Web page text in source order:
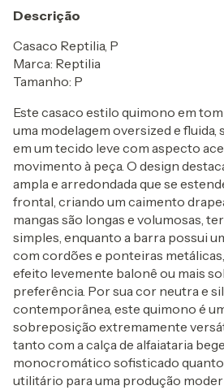
Descrição
Casaco Reptilia, P
Marca: Reptilia
Tamanho: P
Este casaco estilo quimono em
uma modelagem oversized e
em um tecido leve com aspecto
movimento à peça. O design
ampla e arredondada que se
frontal, criando um caimento
mangas são longas e volumosas,
simples, enquanto a barra possui
com cordões e ponteiras
efeito levemente balonê ou mais
preferência. Por sua cor neutra e
contemporânea, este quimono é
sobreposição extremamente
tanto com a calça de alfaiataria
monocromático sofisticado
utilitário para uma produção